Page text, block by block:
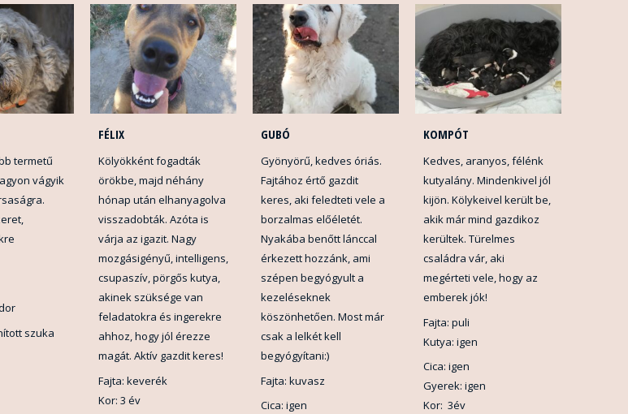
termetű
vágyik
szuka
FÉLIX
Kölyökként fogadták
örökbe, majd néhány
hónap után elhanyagolva
visszadobták. Azóta is
várja az igazit. Nagy
mozgásigényű, intelligens,
csupaszív, pörgős kutya,
akinek szüksége van
feladatokra és ingerekre
ahhoz, hogy jól érezze
magát. Aktív gazdit keres!
Fajta: keverék
Kor: 3 év
GUBÓ
Gyönyörű, kedves óriás.
Fajtához értő gazdit
keres, aki feledteti vele a
borzalmas előéletét.
Nyakába benőtt lánccal
érkezett hozzánk, ami
szépen begyógyult a
kezeléseknek
köszönhetően. Most már
csak a lelkét kell
begyógyítani:)
Fajta: kuvasz
Cica: igen
KOMPÓT
Kedves, aranyos, félénk
kutyalány. Mindenkivel jól
kijön. Kölykeivel került be,
akik már mind gazdikoz
kerültek. Türelmes
családra vár, aki
megérteti vele, hogy az
emberek jók!
Fajta: puli
Kutya: igen
Cica: igen
Gyerek: igen
Kor: 3év